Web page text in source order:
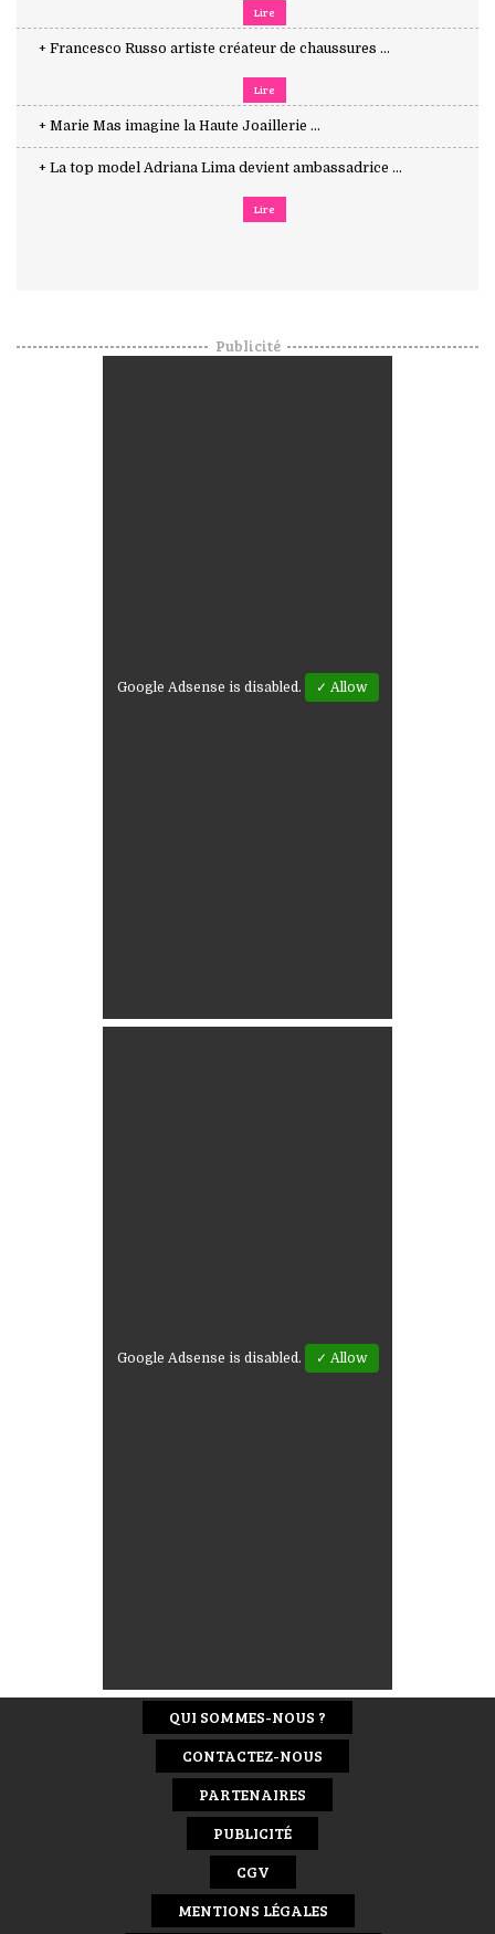
Lire
+ Francesco Russo artiste créateur de chaussures ...
Lire
+ Marie Mas imagine la Haute Joaillerie ...
+ La top model Adriana Lima devient ambassadrice ...
Lire
Publicité
Google Adsense is disabled. ✓ Allow
Google Adsense is disabled. ✓ Allow
QUI SOMMES-NOUS ?
CONTACTEZ-NOUS
PARTENAIRES
PUBLICITÉ
CGV
MENTIONS LÉGALES